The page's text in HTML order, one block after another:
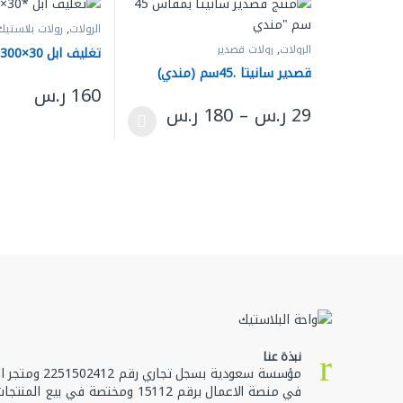
الرولات, رولات قصدير
قصدير سانيتا .45سم (مندي)
29 ر.س –
180 ر.سنطاق السعر: من ⁦29 ر.س⁩ خلال ⁦180 ر.س⁩
هناك العديد من الأشكال المختلفة لهذا المنتج. يمكن
الرولات, رولات
تغليف ابل 30×300 متر صغير رول
160 ر.س
هناك العديد من
نبذة عنا
مؤسسة سعودية
في منصة الاعمال برقم 15112 ومختصة في بيع